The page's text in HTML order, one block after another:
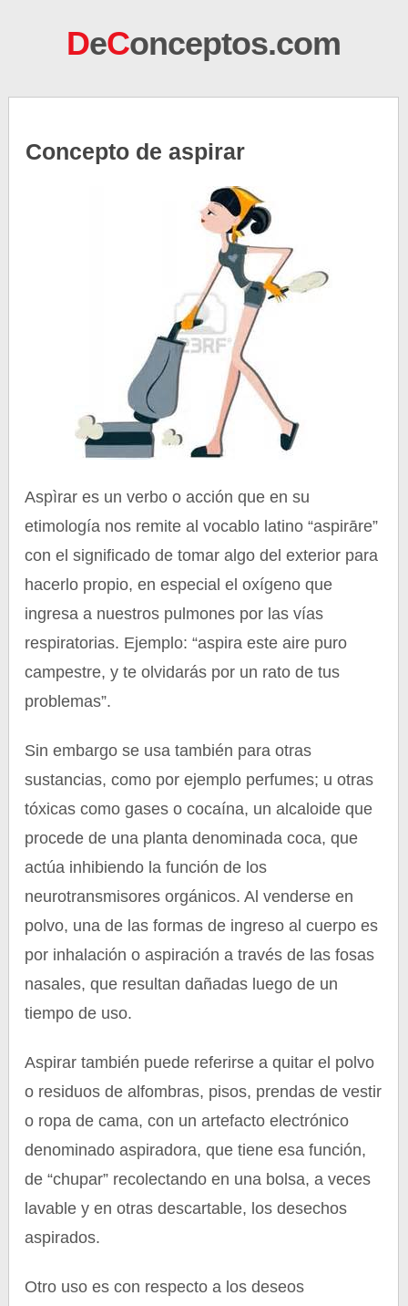
DeConceptos.com
Concepto de aspirar
Aspìrar es un verbo o acción que en su
etimología nos remite al vocablo latino “aspirāre”
con el significado de tomar algo del exterior para
hacerlo propio, en especial el oxígeno que
ingresa a nuestros pulmones por las vías
respiratorias. Ejemplo: “aspira este aire puro
campestre, y te olvidarás por un rato de tus
problemas”.
Sin embargo se usa también para otras
sustancias, como por ejemplo perfumes; u otras
tóxicas como gases o cocaína, un alcaloide que
procede de una planta denominada coca, que
actúa inhibiendo la función de los
neurotransmisores orgánicos. Al venderse en
polvo, una de las formas de ingreso al cuerpo es
por inhalación o aspiración a través de las fosas
nasales, que resultan dañadas luego de un
tiempo de uso.
Aspirar también puede referirse a quitar el polvo
o residuos de alfombras, pisos, prendas de vestir
o ropa de cama, con un artefacto electrónico
denominado aspiradora, que tiene esa función,
de “chupar” recolectando en una bolsa, a veces
lavable y en otras descartable, los desechos
aspirados.
Otro uso es con respecto a los deseos